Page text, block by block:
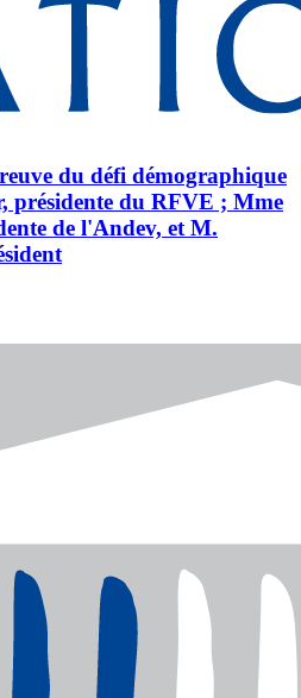
du défi démographique
présidente du RFVE ; Mme
de l'Andev, et M.